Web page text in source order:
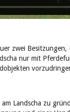
zwei
nur mit
Landscha zu